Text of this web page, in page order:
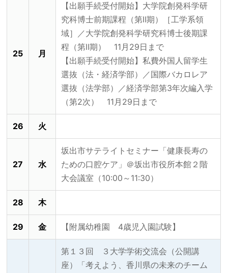
25 月
【出願手続受付開始】大学院創発科学研
究科博士前期課程（第Ⅱ期）［工学系領
域］／大学院創発科学研究科博士後期課
程（第Ⅱ期） 11月29日まで
【出願手続受付開始】私費外国人留学生
選抜（法・経済学部）／国際バカロレア
選抜（法学部）／経済学部第3年次編入学
（第2次） 11月29日まで
26 火
27 水
坂出市サテライトセミナー「健康長寿の
ための口腔ケア」＠坂出市役所本館２階
大会議室（10:00～11:30）
28 木
29 金 【附属幼稚園 4歳児入園試験】
第１３回 ３大学学術交流会（公開講
座）「考えよう、香川県の未来のチーム